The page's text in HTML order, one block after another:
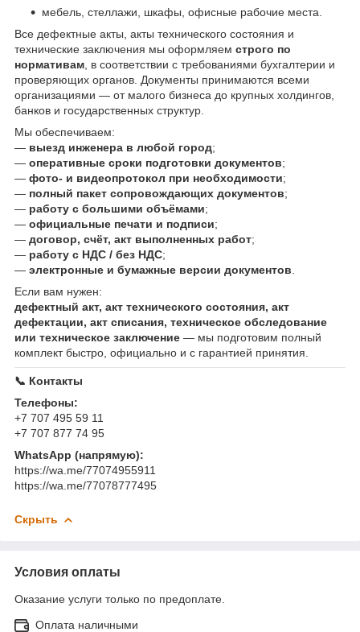
мебель, стеллажи, шкафы, офисные рабочие места.
Все дефектные акты, акты технического состояния и
технические заключения мы оформляем строго по
нормативам , в соответствии с требованиями бухгалтерии и
проверяющих органов. Документы принимаются всеми
организациями — от малого бизнеса до крупных холдингов,
банков и государственных структур.
Мы обеспечиваем:
— выезд инженера в любой город;
— оперативные сроки подготовки документов;
— фото- и видеопротокол при необходимости;
— полный пакет сопровождающих документов;
— работу с большими объёмами;
— официальные печати и подписи;
— договор, счёт, акт выполненных работ;
— работу с НДС / без НДС;
— электронные и бумажные версии документов
Если вам нужен:
дефектный акт, акт технического состояния, акт
дефектации, акт списания, техническое обследование
или техническое заключение — мы подготовим полный
комплект быстро, официально и с гарантией принятия.
📞 Контакты
Телефоны:
+7 707 495 59 11
+7 707 877 74 95
WhatsApp (напрямую):
https://wa.me/77074955911
https://wa.me/77078777495
Скрыть
Условия оплаты
Оказание услуги только по предоплате.
Оплата наличными